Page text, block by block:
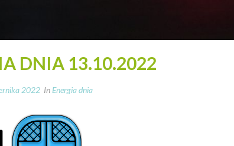
DNIA 13.10.2022
2022 In Energia dnia